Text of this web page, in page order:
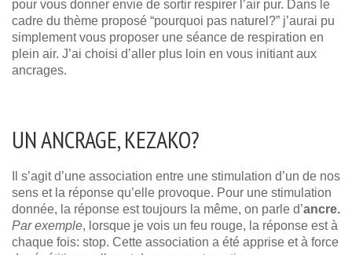
pour vous donner envie de sortir respirer l’air pur. Dans le
cadre du thème proposé “pourquoi pas naturel?” j’aurai pu
simplement vous proposer une séance de respiration en
plein air. J’ai choisi d’aller plus loin en vous initiant aux
ancrages.
UN ANCRAGE, KEZAKO?
Il s’agit d’une association entre une stimulation d’un de nos
sens et la réponse qu’elle provoque. Pour une stimulation
donnée, la réponse est toujours la même, on parle d’ancre.
Par exemple, lorsque je vois un feu rouge, la réponse est à
chaque fois: stop. Cette association a été apprise et à force